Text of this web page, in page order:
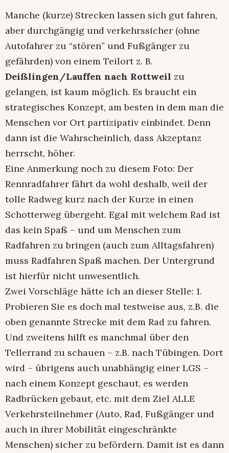
Manche (kurze) Strecken lassen sich gut fahren,
aber durchgängig und verkehrssicher (ohne
Autofahrer zu “stören” und Fußgänger zu
gefährden) von einem Teilort z. B.
Deißlingen/Lauffen nach Rottweil zu
gelangen, ist kaum möglich. Es braucht ein
strategisches Konzept, am besten in dem man die
Menschen vor Ort partizipativ einbindet. Denn
dann ist die Wahrscheinlich, dass Akzeptanz
herrscht, höher.
Eine Anmerkung noch zu diesem Foto: Der
Rennradfahrer fährt da wohl deshalb, weil der
tolle Radweg kurz nach der Kurze in einen
Schotterweg übergeht. Egal mit welchem Rad ist
das kein Spaß – und um Menschen zum
Radfahren zu bringen (auch zum Alltagsfahren)
muss Radfahren Spaß machen. Der Untergrund
ist hierfür nicht unwesentlich.
Zwei Vorschläge hätte ich an dieser Stelle: 1.
Probieren Sie es doch mal testweise aus, z.B. die
oben genannte Strecke mit dem Rad zu fahren.
Und zweitens hilft es manchmal über den
Tellerrand zu schauen – z.B. nach Tübingen. Dort
wird – übrigens auch unabhängig einer LGS –
nach einem Konzept geschaut, es werden
Radbrücken gebaut, etc. mit dem Ziel ALLE
Verkehrsteilnehmer (Auto, Rad, Fußgänger und
auch in ihrer Mobilität eingeschränkte
Menschen) sicher zu befördern. Damit ist es dann